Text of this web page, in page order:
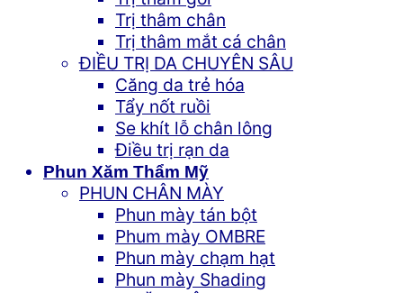
Trị thâm chân
Trị thâm mắt cá chân
ĐIỀU TRỊ DA CHUYÊN SÂU
Căng da trẻ hóa
Tẩy nốt ruồi
Se khít lỗ chân lông
Điều trị rạn da
Phun Xăm Thẩm Mỹ
PHUN CHÂN MÀY
Phun mày tán bột
Phum mày OMBRE
Phun mày chạm hạt
Phun mày Shading